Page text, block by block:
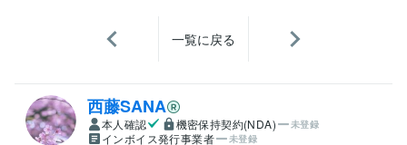
一覧に戻る
西藤SANA
本人確認 機密保持契約(NDA) 未登録
インボイス発行事業者 未登録